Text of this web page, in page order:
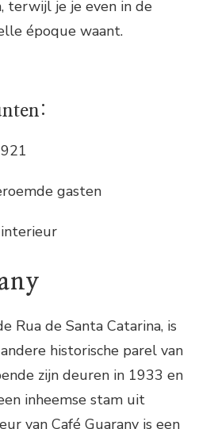
terwijl je je even in de
époque waant.
gasten
Rua de Santa Catarina, is
historische parel van
zijn deuren in 1933 en
inheemse stam uit
van Café Guarany is een